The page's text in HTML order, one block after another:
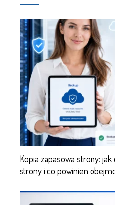
Kopia zapasowa strony:
strony i co powinien